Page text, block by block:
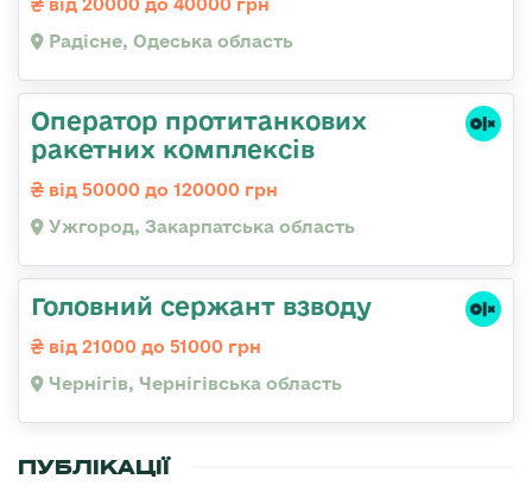
Радісне, Одеська область
Оператор протитанкових
ракетних комплексів
від 50000 до 120000 грн
Ужгород, Закарпатська область
Головний сержант взводу
від 21000 до 51000 грн
Чернігів, Чернігівська область
ПУБЛІКАЦІЇ